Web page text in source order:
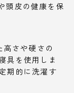
頭皮の健康を保
さや硬さの
具を使用しま
期的に洗濯す